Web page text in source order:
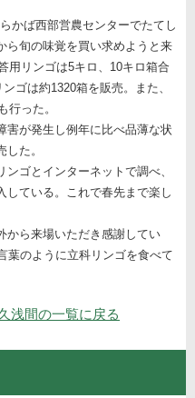
かば西部営農センターでたてし
ら旬の味覚を買い求めようと来
用リンゴは5キロ、10キロ箱合
ゴは約1320箱を販売。また、
行った。
害が発生し例年に比べ品薄な状
た。
ゴとインターネットで調べ、
している。これで春先まで楽し
から来場いただき感謝してい
葉のように立科リンゴを食べて
浅間の一覧に戻る